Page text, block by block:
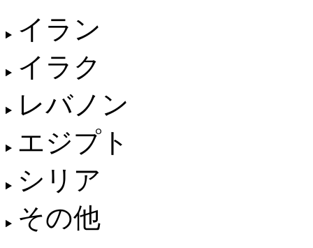
イラン
イラク
レバノン
エジプト
シリア
その他